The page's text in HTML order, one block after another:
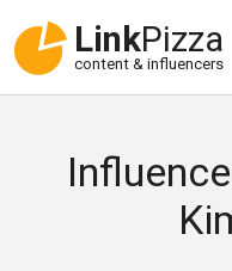
LinkPizza
content & influencers